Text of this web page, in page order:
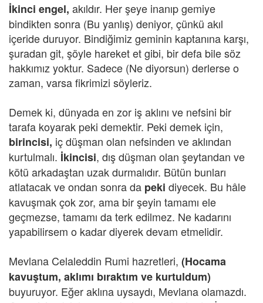
İkinci engel, akıldır. Her şeye inanıp gemiye
bindikten sonra (Bu yanlış) deniyor, çünkü akıl
içeride duruyor. Bindiğimiz geminin kaptanına karşı,
şuradan git, şöyle hareket et gibi, bir defa bile söz
hakkımız yoktur. Sadece (Ne diyorsun) derlerse o
zaman, varsa fikrimizi söyleriz.
Demek ki, dünyada en zor iş aklını ve nefsini bir
tarafa koyarak peki demektir. Peki demek için,
birincisi, iç düşman olan nefsinden ve aklından
kurtulmalı. İkincisi, dış düşman olan şeytandan ve
kötü arkadaştan uzak durmalıdır. Bütün bunları
atlatacak ve ondan sonra da peki diyecek. Bu hâle
kavuşmak çok zor, ama bir şeyin tamamı ele
geçmezse, tamamı da terk edilmez. Ne kadarını
yapabilirsem o kadar diyerek devam etmelidir.
Mevlana Celaleddin Rumi hazretleri, (Hocama
kavuştum, aklımı bıraktım ve kurtuldum)
buyuruyor. Eğer aklına uysaydı, Mevlana olamazdı.